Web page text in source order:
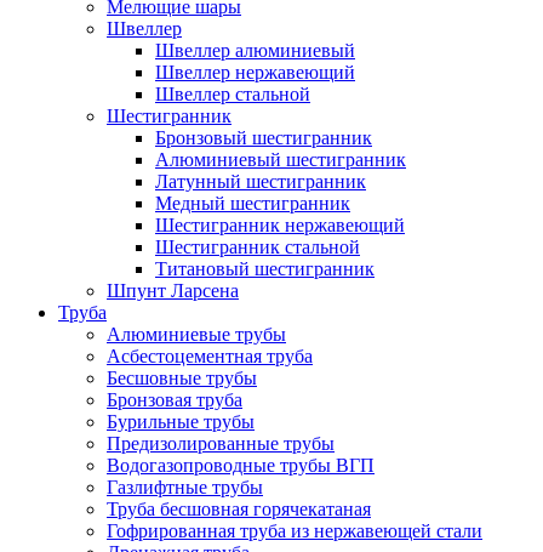
Мелющие шары
Швеллер
Швеллер алюминиевый
Швеллер нержавеющий
Швеллер стальной
Шестигранник
Бронзовый шестигранник
Алюминиевый шестигранник
Латунный шестигранник
Медный шестигранник
Шестигранник нержавеющий
Шестигранник стальной
Титановый шестигранник
Шпунт Ларсена
Труба
Алюминиевые трубы
Асбестоцементная труба
Бесшовные трубы
Бронзовая труба
Бурильные трубы
Предизолированные трубы
Водогазопроводные трубы ВГП
Газлифтные трубы
Труба бесшовная горячекатаная
Гофрированная труба из нержавеющей стали